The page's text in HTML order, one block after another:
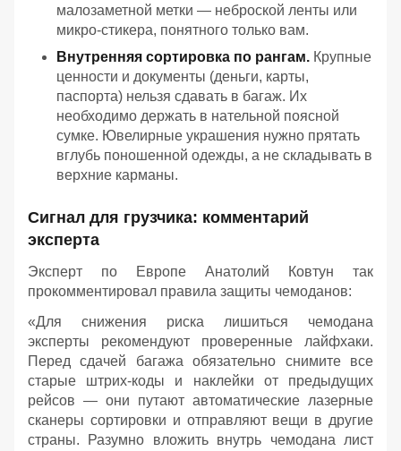
малозаметной метки — неброской ленты или
микро-стикера, понятного только вам.
Внутренняя сортировка по рангам. Крупные
ценности и документы (деньги, карты,
паспорта) нельзя сдавать в багаж. Их
необходимо держать в нательной поясной
сумке. Ювелирные украшения нужно прятать
вглубь поношенной одежды, а не складывать в
верхние карманы.
Сигнал для грузчика: комментарий
эксперта
Эксперт по Европе Анатолий Ковтун так
прокомментировал правила защиты чемоданов:
«Для снижения риска лишиться чемодана
эксперты рекомендуют проверенные лайфхаки.
Перед сдачей багажа обязательно снимите все
старые штрих-коды и наклейки от предыдущих
рейсов — они путают автоматические лазерные
сканеры сортировки и отправляют вещи в другие
страны. Разумно вложить внутрь чемодана лист